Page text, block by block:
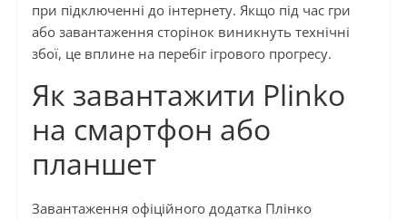
при підключенні до інтернету. Якщо під час гри
або завантаження сторінок виникнуть технічні
збої, це вплине на перебіг ігрового прогресу.
Як завантажити Plinko
на смартфон або
планшет
Завантаження офіційного додатка Плінко